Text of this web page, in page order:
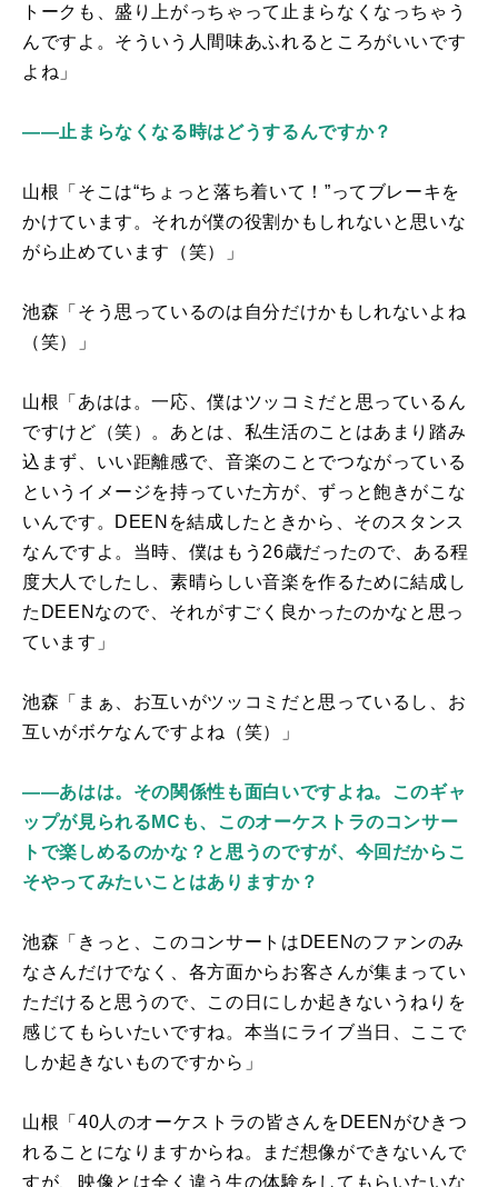
トークも、盛り上がっちゃって止まらなくなっちゃう
んですよ。そういう人間味あふれるところがいいです
よね」
――止まらなくなる時はどうするんですか？
山根「そこは“ちょっと落ち着いて！”ってブレーキを
かけています。それが僕の役割かもしれないと思いな
がら止めています（笑）」
池森「そう思っているのは自分だけかもしれないよね
（笑）」
山根「あはは。一応、僕はツッコミだと思っているん
ですけど（笑）。あとは、私生活のことはあまり踏み
込まず、いい距離感で、音楽のことでつながっている
というイメージを持っていた方が、ずっと飽きがこな
いんです。
DEEN を結成したときから、そのスタンス
なんですよ。当時、僕はもう 26歳だったので、ある程
度大人でしたし、素晴らしい音楽を作るために結成し
た DEEN なので、それがすごく良かったのかなと思っ
ています」
池森「まぁ、お互いがツッコミだと思っているし、お
互いがボケなんですよね（笑）」
――あはは。その関係性も面白いですよね。このギャ
ップが見られるMCも、このオーケストラのコンサー
トで楽しめるのかな？と思うのですが、今回だからこ
そやってみたいことはありますか？
池森「きっと、このコンサートは DEENのファンのみ
なさんだけでなく、各方面からお客さんが集まってい
ただけると思うので、この日にしか起きないうねりを
感じてもらいたいですね。本当にライブ当日、ここで
しか起きないものですから」
山根「 40人のオーケストラの皆さんを DEEN がひきつ
れることになりますからね。まだ想像ができないんで
すが、映像とは全く違う生の体験をしてもらいたいな